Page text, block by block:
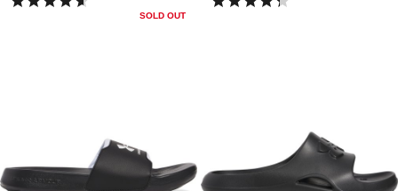
SOLD OUT